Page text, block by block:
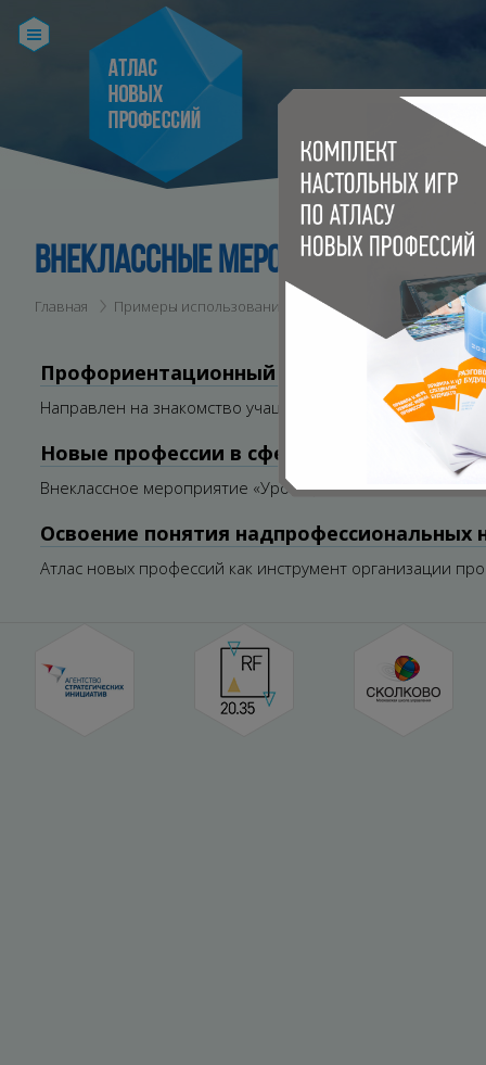
ВНЕКЛАССНЫЕ МЕРОПРИЯТИЯ
Главная Примеры использования атласа Игры и практика
Профориентационный мини-курс
Направлен на знакомство учащихся с
Новые профессии в сфере углехимии
Внеклассное мероприятие «Урок-проект» с
Освоение понятия надпрофессиональных
Атлас новых профессий как инструмент организации